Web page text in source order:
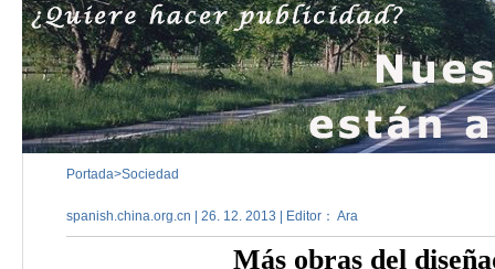
Portada>Sociedad
spanish.china.org.cn | 26. 12. 2013 | Editor： Ara
Más obras del